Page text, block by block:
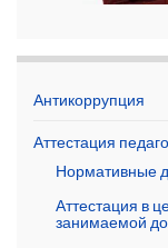
Антикоррупция
Аттестация
Нормативные
Аттестация в
занимаемой